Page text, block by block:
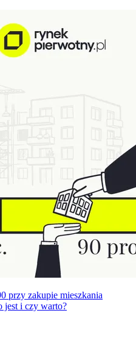
przy zakupie mieszkania
jest i czy warto?